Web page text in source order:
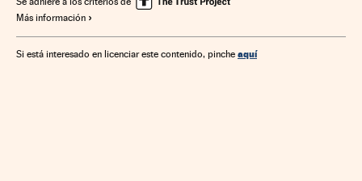
Más información
Si está interesado en licenciar este contenido, pinche aquí